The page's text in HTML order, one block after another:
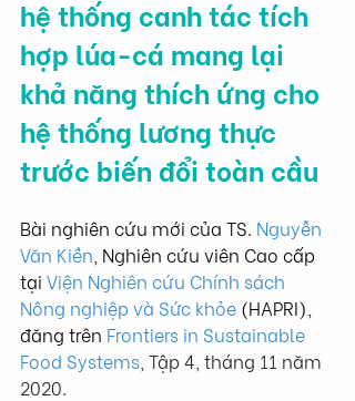
hệ thống canh tác tích
hợp lúa-cá mang lại
khả năng thích ứng cho
hệ thống lương thực
trước biến đổi toàn cầu
Bài nghiên cứu mới của TS. Nguyễn
Văn Kiền , Nghiên cứu viên Cao cấp
tại Viện Nghiên cứu Chính sách
Nông nghiệp và Sức khỏe (HAPRI),
đăng trên Frontiers in Sustainable
Food Systems , Tập 4, tháng 11 năm
2020.